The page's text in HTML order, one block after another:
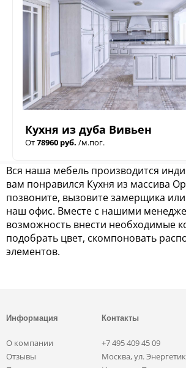
Кухня из дуба Вивьен
От78960 руб. /м.пог.
Вся наша мебель производится
вам понравился Кухня из массива
позвоните, вызовите замерщика
наш офис. Вместе с нашими
возможность внести необходимые
подобрать цвет, скомпоновать
элементов.
Информация
О компании
Отзывы
Контакты
+7 495 409 45 09
Москва, ул.